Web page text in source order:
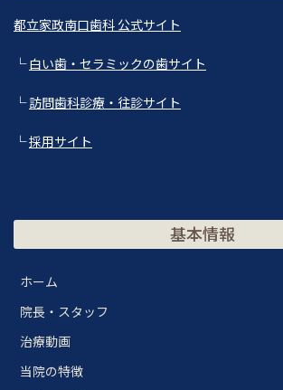
都立家政南口歯科 公式サイト
└白い歯・セラミックの歯サイト
└訪問歯科診療・往診サイト
└採用サイト
基本情報
ホーム
院長・スタッフ
治療動画
当院の特徴